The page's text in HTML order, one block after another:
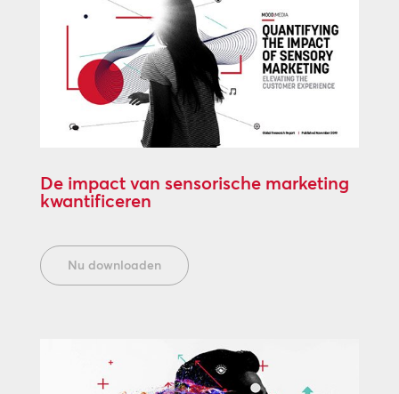
De impact van sensorische marketing
kwantificeren
Nu downloaden